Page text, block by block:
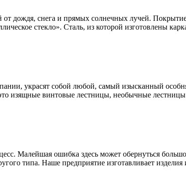
дождя, снега и прямых солнечных лучей.
стекло». Сталь, из которой изготовлены
украсят собой любой, самый изысканный
изящные винтовые лестницы, необычные
Малейшая ошибка здесь может обернуться
типа. Наше предприятие изготавливает изделия